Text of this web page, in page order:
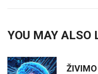
YOU MAY ALSO